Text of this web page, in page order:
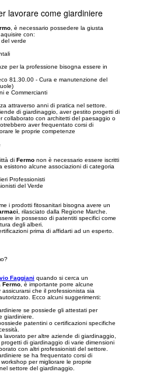
lavorare come giardiniere
, è necessario possedere la giusta
con:
verde
per la professione bisogna essere in
81.30.00 - Cura e manutenzione del
e Commercianti
attraverso anni di pratica nel settore.
di giardinaggio, aver gestito progetti di
collaborato con architetti del paesaggio o
aver frequentato corsi di
le proprie competenze
di Fermo non è necessario essere iscritti
esistono alcune associazioni di categoria
Professionisti
del Verde
i prodotti fitosanitari bisogna avere un
, rilasciato dalla Regione Marche.
in possesso di patentiti specifici come
degli alberi.
prima di affidarti ad un esperto.
Faggiani quando si cerca un
Fermo , è importante porre alcune
che il professionista sia
Ecco alcuni suggerimenti:
se possiede gli attestati per
giardiniere.
patentini o certificazioni specifiche
lavorato per altre aziende di giardinaggio,
di giardinaggio di varie dimensioni
con altri professionisti del settore.
se ha frequentato corsi di
per migliorare le proprie
settore del giardinaggio.